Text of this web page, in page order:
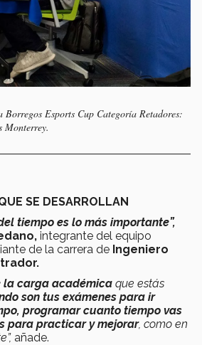
Esports Cup Categoría Retadores:
Monterrey.
SE DESARROLLAN
tiempo es lo más importante”,
integrante del equipo
de la carrera de Ingeniero
la carga académica que estás
son tus exámenes para ir
programar cuanto tiempo vas
para practicar y mejorar, como en
añade.